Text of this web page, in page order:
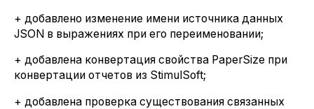
+ добавлено изменение имени источника данных
JSON в выражениях при его переименовании;
+ добавлена конвертация свойства PaperSize при
конвертации отчетов из StimulSoft;
+ добавлена проверка существования связанных